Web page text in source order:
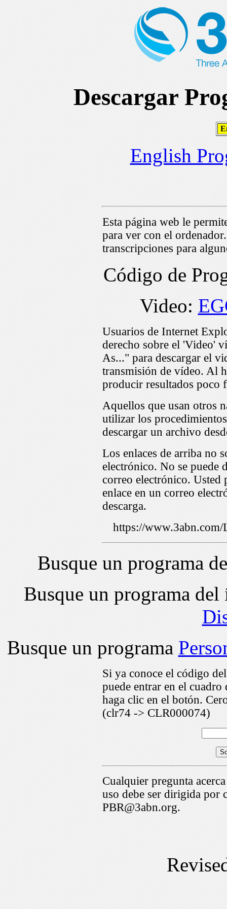
Descargar
English
Esta página web le
para ver con el
transcripciones para
Código de
Video:
Usuarios de Internet
derecho sobre el 'Video'
As..." para descargar el
transmisión de vídeo. Al
producir resultados poco
Aquellos que usan otros
utilizar los
descargar un archivo
Los enlaces de arriba no
electrónico. No se puede
correo electrónico. Usted
enlace en un correo
descarga.
https://
Busque un programa
Busque un programa
Busque un programa
Si ya conoce el código
puede entrar en el
haga clic en el botón.
(clr74 -> CLR000074)
Cualquier pregunta
uso debe ser dirigida por
PBR@3abn.org.